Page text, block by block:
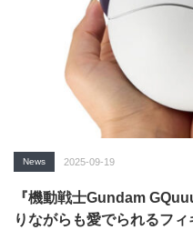
News 2025-09-19
『機動戦士Gundam
りながらも愛でられるフ